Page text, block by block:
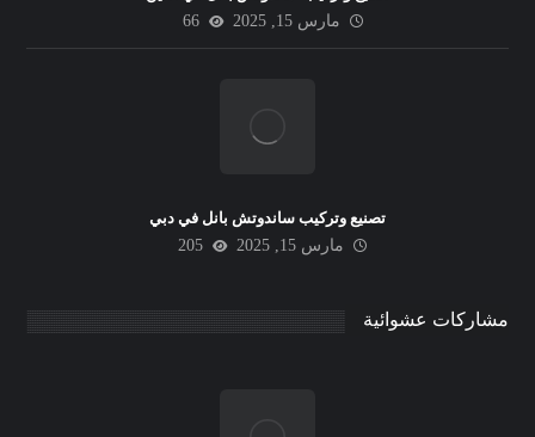
مارس 15, 2025
66
تصنيع وتركيب ساندوتش بانل في دبي
مارس 15, 2025
205
مشاركات عشوائية